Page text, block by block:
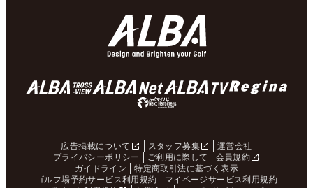
広告掲載について スタッフ募集
運営会社
プライバシーポリシー
ご利用に際して
会員規約
ガイドライン
特定商取引法に基づく表示
ゴルフ場予約サービス利用規約
マイページサービス利用規約